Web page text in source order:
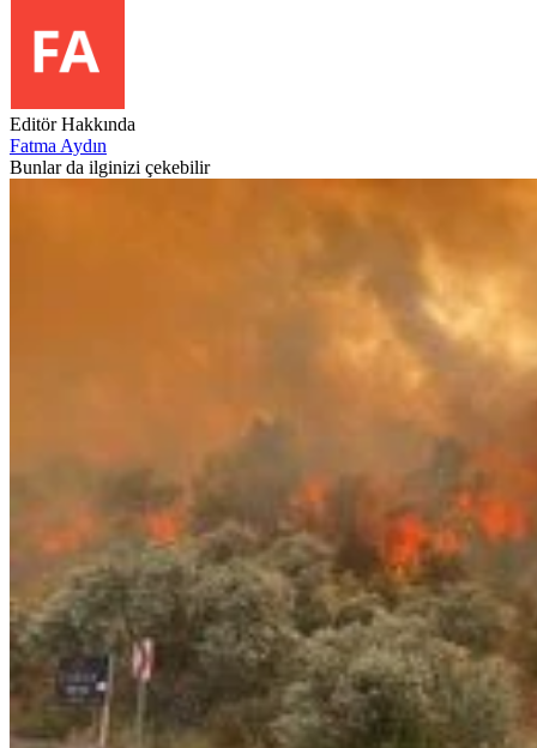
Editör Hakkında
Fatma Aydın
Bunlar da ilginizi çekebilir